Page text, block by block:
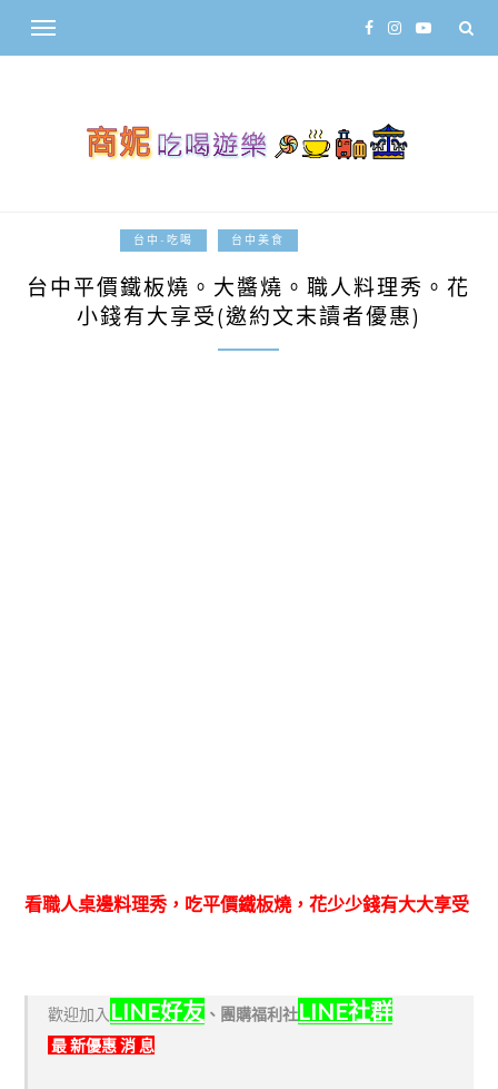
台中-吃喝 台中美食
台中平價鐵板燒。大醬燒。職人料理秀。花
小錢有大享受(邀約文末讀者優惠)
看職人桌邊料理秀，吃平價鐵板燒，花少少錢有大大享受
歡迎加入 LINE好友 、 團購福利社LINE社群
最 新優惠 消 息